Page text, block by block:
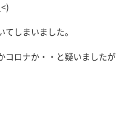
てしまいました。
コロナか・・と疑いましたが